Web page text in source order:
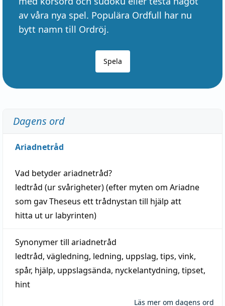
av våra nya spel. Populära Ordfull har nu
bytt namn till Ordröj.
Spela
Dagens ord
Ariadnetråd
Vad betyderariadnetråd?
ledtråd (ur svårigheter) (efter myten om Ariadne
som gav Theseus ett trådnystan till hjälp att
hitta ut ur labyrinten)
Synonymer till ariadnetråd
ledtråd, vägledning, ledning, uppslag, tips, vink,
spår, hjälp, uppslagsända, nyckelantydning, tipset,
hint
Läs mer om dagens ord